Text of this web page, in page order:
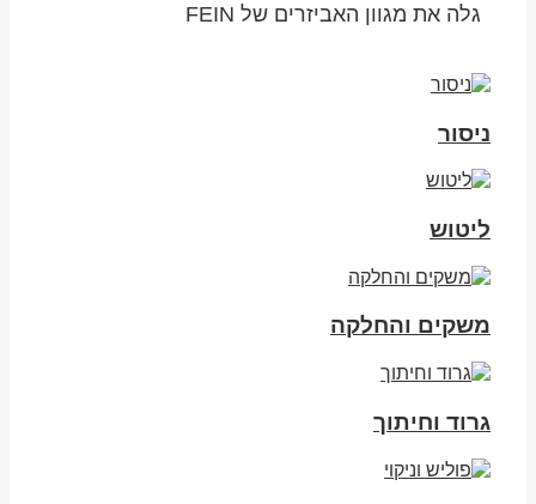
גלה את מגוון האביזרים של FEIN
ניסור
ליטוש
משקים והחלקה
גרוד וחיתוך